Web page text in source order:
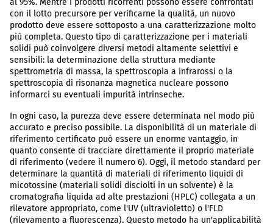
con il lotto precursore per verificarne la qualità, un nuovo
prodotto deve essere sottoposto a una caratterizzazione molto
più completa. Questo tipo di caratterizzazione per i materiali
solidi può coinvolgere diversi metodi altamente selettivi e
sensibili: la determinazione della struttura mediante
spettrometria di massa, la spettroscopia a infrarossi o la
spettroscopia di risonanza magnetica nucleare possono
informarci su eventuali impurità intrinseche.
In ogni caso, la purezza deve essere determinata nel modo più
accurato e preciso possibile. La disponibilità di un materiale di
riferimento certificato può essere un enorme vantaggio, in
quanto consente di tracciare direttamente il proprio materiale
di riferimento (vedere il numero 6). Oggi, il metodo standard per
determinare la quantità di materiali di riferimento liquidi di
micotossine (materiali solidi disciolti in un solvente) è la
cromatografia liquida ad alte prestazioni (HPLC) collegata a un
rilevatore appropriato, come l'UV (ultravioletto) o l'FLD
(rilevamento a fluorescenza). Questo metodo ha un'applicabilità